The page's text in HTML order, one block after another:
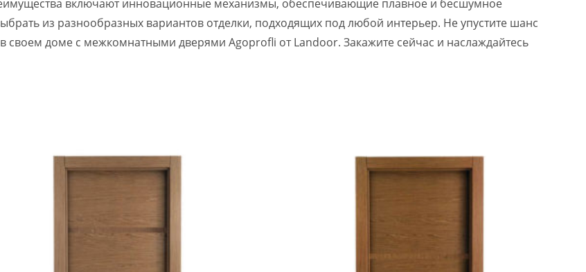
включают инновационные механизмы, обеспечивающие плавное и бесшумное
из разнообразных вариантов отделки, подходящих под любой интерьер. Не упустите шанс
своем доме с межкомнатными дверями Agoprofli от Landoor. Закажите сейчас и наслаждайтесь